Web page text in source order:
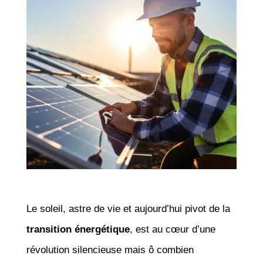
Le soleil, astre de vie et aujourd’hui pivot de la
transition énergétique, est au cœur d’une
révolution silencieuse mais ô combien